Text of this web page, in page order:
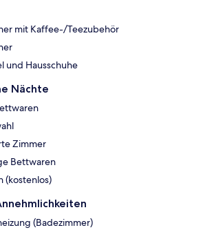
mit Kaffee-/Teezubehör
und Hausschuhe
Nächte
Zimmer
Bettwaren
(kostenlos)
(Badezimmer)